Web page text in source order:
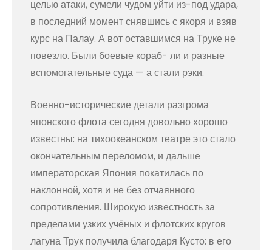
целью атаки, сумели чудом уйти из-под удара,
в последний момент снявшись с якоря и взяв
курс на Палау. А вот оставшимся на Труке не
повезло. Были боевые кораб- ли и разные
вспомогательные суда — а стали рэки.
Военно-исторические детали разгрома
японского флота сегодня довольно хорошо
известны: на тихоокеанском театре это стало
окончательным переломом, и дальше
императорская Япония покатилась по
наклонной, хотя и не без отчаянного
сопротивления. Широкую известность за
пределами узких учёных и флотских кругов
лагуна Трук получила благодаря Кусто: в его